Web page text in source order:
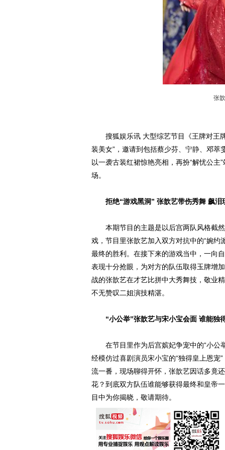
张
搜狐娱乐讯 大型综艺节目《王牌对王牌
装美女”，邀请到包括蔡少芬、 宁静 、邓
以一袭古装红裙惊艳亮相，再扮“解忧公主”
场。
拒绝“游戏黑洞” 张歆艺带伤秀舞 飙泪
本期节目的主题是以后宫两队风格截然
戏，节目里张歆艺加入双方对抗中的“婉
最终的胜利。在接下来的游戏当中，一向
表现十分抢眼，为对方的队伍取得玉牌增
战的张歆艺在才艺比拼中大秀舞技，敬业
不无赞叹二姐演技精湛。
“小公举”张歆艺与宋小宝会面 谁能独
在节目里作为后宫嫔妃争宠中的“小公
经模仿过喜剧演员宋小宝的“独得皇上恩
流一番，现场聊得开怀，张歆艺因话多竟
花？到底双方队伍谁能够获得最终和皇帝
目中为你揭晓，敬请期待。